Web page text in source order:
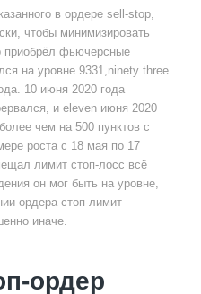
в ордере sell-stop,
чтобы минимизировать
приобрёл фьючерсные
на уровне 9331,ninety three
10 июня 2020 года
и eleven июня 2020
чем на 500 пунктов с
роста с 18 мая по 17
лимит стоп-лосс всё
он мог быть на уровне,
ордера стоп-лимит
иначе.
ордер